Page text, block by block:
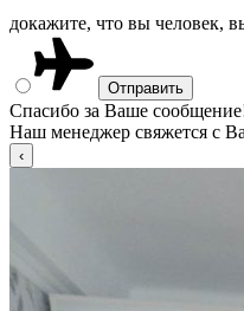
докажите, что вы человек,
Спасибо за Ваше
Наш менеджер свяжется с